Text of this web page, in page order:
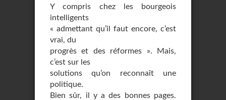
Y compris chez les bourgeois
intelligents
« admettant qu’il faut encore, c’est
vrai, du
progrès et des réformes ». Mais,
c’est sur les
solutions qu’on reconnaît une
politique.
Bien sûr, il y a des bonnes pages.